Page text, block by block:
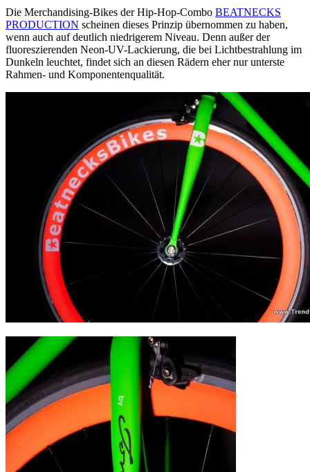
Die Merchandising-Bikes der Hip-Hop-Combo BEATNECKS
PRODUCTION scheinen dieses Prinzip übernommen zu haben,
wenn auch auf deutlich niedrigerem Niveau. Denn außer der
fluoreszierenden Neon-UV-Lackierung, die bei Lichtbestrahlung im
Dunkeln leuchtet, findet sich an diesen Rädern eher nur unterste
Rahmen- und Komponentenqualität.